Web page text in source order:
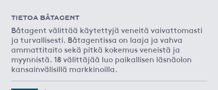
TIETOA BÅTAGENT
Båtagent välittää käytettyjä veneitä vaivattomasti
ja turvallisesti. Båtagentissa on laaja ja vahva
ammattitaito sekä pitkä kokemus veneistä ja
myynnistä. 18 välittäjää luo paikallisen läsnäolon
kansainvälisillä markkinoilla.